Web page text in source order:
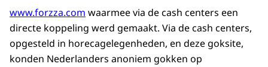
www.forzza.com waarmee via de cash centers een
directe koppeling werd gemaakt. Via de cash centers,
opgesteld in horecagelegenheden, en deze goksite,
konden Nederlanders anoniem gokken op